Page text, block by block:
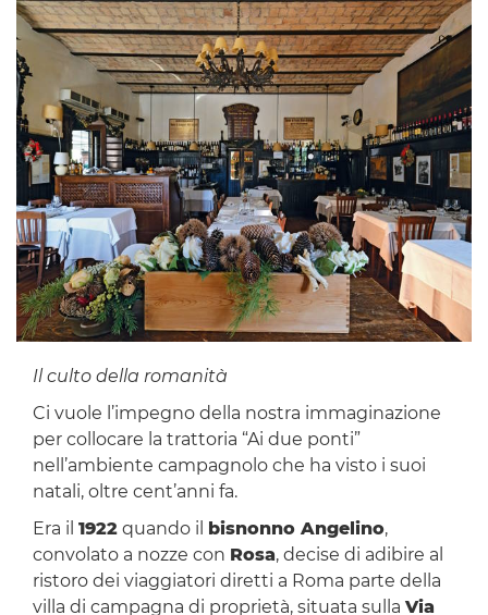
Il culto della romanità
Ci vuole l’impegno della nostra immaginazione
per collocare la trattoria “Ai due ponti”
nell’ambiente campagnolo che ha visto i suoi
natali, oltre cent’anni fa.
Era il 1922quando il bisnonno Angelino,
convolato a nozze con Rosa, decise di adibire al
ristoro dei viaggiatori diretti a Roma parte della
villa di campagna di proprietà, situata sulla Via